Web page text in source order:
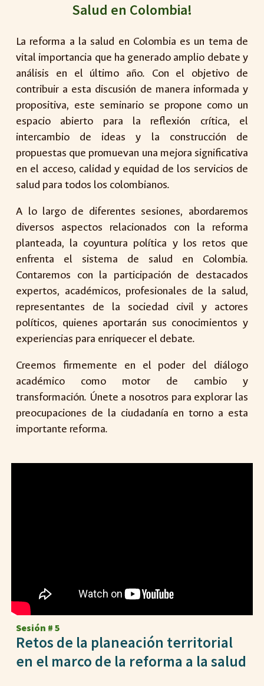
Salud en Colombia!
La reforma a la salud en Colombia es un tema de
vital importancia que ha generado amplio debate y
análisis en el último año. Con el objetivo de
contribuir a esta discusión de manera informada y
propositiva, este seminario se propone como un
espacio abierto para la reflexión crítica, el
intercambio de ideas y la construcción de
propuestas que promuevan una mejora significativa
en el acceso, calidad y equidad de los servicios de
salud para todos los colombianos.
A lo largo de diferentes sesiones, abordaremos
diversos aspectos relacionados con la reforma
planteada, la coyuntura política y los retos que
enfrenta el sistema de salud en Colombia.
Contaremos con la participación de destacados
expertos, académicos, profesionales de la salud,
representantes de la sociedad civil y actores
políticos, quienes aportarán sus conocimientos y
experiencias para enriquecer el debate.
Creemos firmemente en el poder del diálogo
académico como motor de cambio y
transformación. Únete a nosotros para explorar las
preocupaciones de la ciudadanía en torno a esta
importante reforma.
Sesión #5
Retos de la planeación territorial
en el marco de la reforma a la salud